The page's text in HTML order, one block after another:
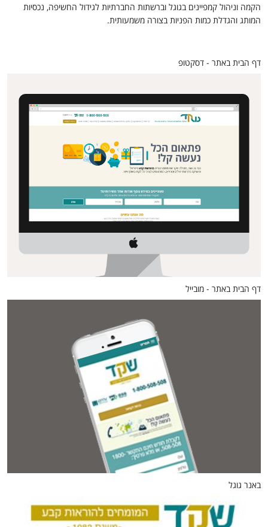
הקמה וניהול קמפיינים בגוגל וברשתות החברתיות לגידול החשיפה, נכסיות
המותג והגדלת כמות הפניות בצורה משמעותית.
דף הבית באתר - דסקטופ
דף הבית באתר - מובייל
באנר גוגל